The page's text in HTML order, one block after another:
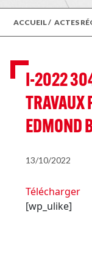
ACCUEIL/ ACTES
I-2022
TRAVAUX
EDMOND
13/10/2022
Télécharger
[wp_ulike]